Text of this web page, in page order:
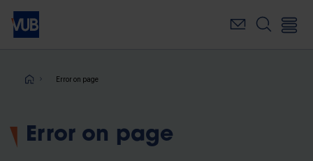
Skip
main
Breadcrumb
Error on page
Error on page